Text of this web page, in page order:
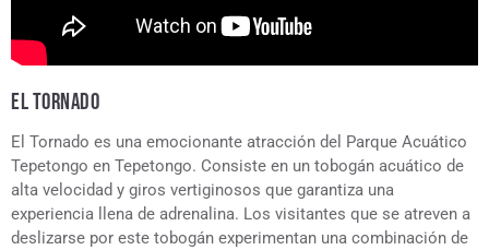
EL TORNADO
El Tornado es una emocionante atracción del Parque Acuático
Tepetongo en Tepetongo. Consiste en un tobogán acuático de
alta velocidad y giros vertiginosos que garantiza una
experiencia llena de adrenalina. Los visitantes que se atreven a
deslizarse por este tobogán experimentan una combinación de